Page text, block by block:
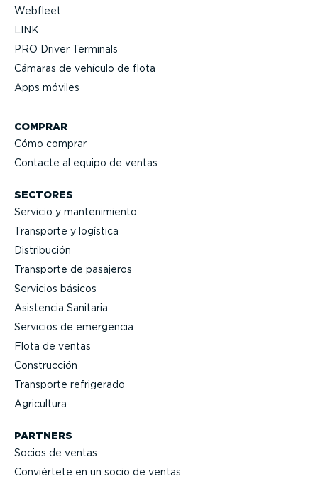
Webfleet
LINK
PRO Driver Terminals
Cámaras de vehículo de flota
Apps móviles
COMPRAR
Cómo comprar
Contacte al equipo de ventas
SECTORES
Servicio y mante­ni­miento
Transporte y logística
Distri­bución
Transporte de pasajeros
Servicios básicos
Asistencia Sanitaria
Servicios de emergencia
Flota de ventas
Construcción
Transporte refrigerado
Agricultura
PARTNERS
Socios de ventas
Conviértete en un socio de ventas